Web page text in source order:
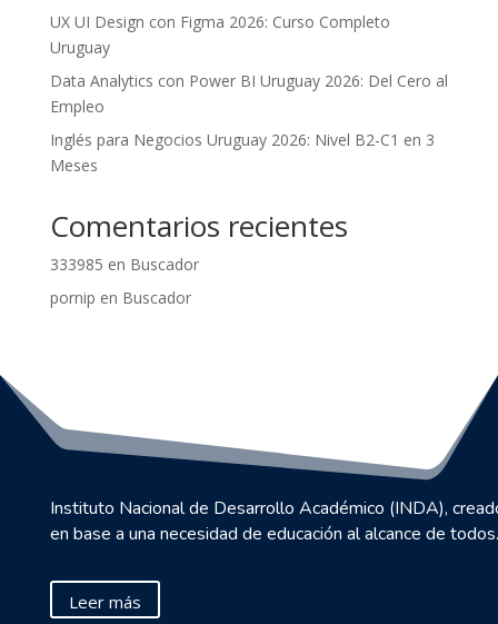
UX UI Design con Figma 2026: Curso Completo
Uruguay
Data Analytics con Power BI Uruguay 2026: Del Cero al
Empleo
Inglés para Negocios Uruguay 2026: Nivel B2-C1 en 3
Meses
Comentarios recientes
333985 en Buscador
pornip en Buscador
Instituto Nacional de Desarrollo Académico (INDA),
en base a una necesidad de educación al alcance de todos.
Leer más